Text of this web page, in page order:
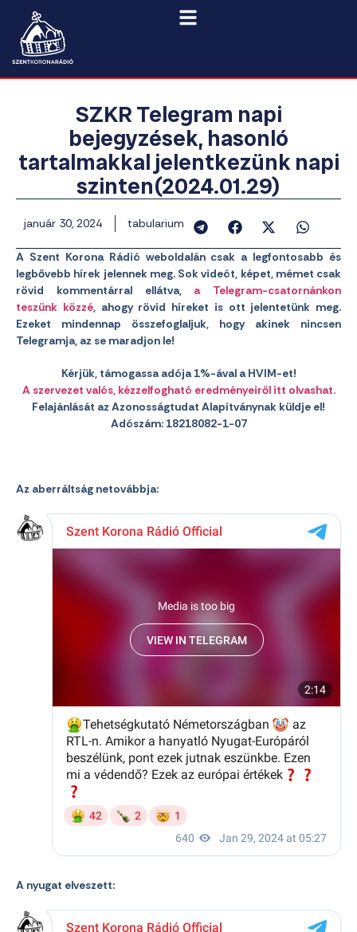
SZKR Telegram napi
bejegyzések, hasonló
tartalmakkal jelentkezünk napi
szinten(2024.01.29)
január 30, 2024 tabularium
A Szent Korona Rádió weboldalán csak a legfontosabb és
legbővebb hírek jelennek meg. Sok videót, képet, mémet csak
rövid kommentárral ellátva, a Telegram-csatornánkon
teszünk közzé, ahogy rövid híreket is ott jelentetünk meg.
Ezeket mindennap összefoglaljuk, hogy akinek nincsen
Telegramja, az se maradjon le!
Kérjük, támogassa adója 1%-ával a HVIM-et!
A szervezet valós, kézzelfogható eredményeiről itt olvashat.
Felajánlását az Azonosságtudat Alapítványnak küldje el!
Adószám: 18218082-1-07
Az aberráltság netovábbja:
A nyugat elveszett: